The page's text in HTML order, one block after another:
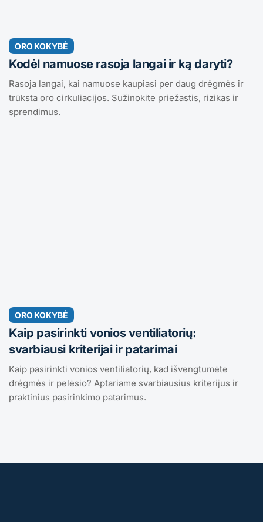
ORO KOKYBĖ
Kodėl namuose rasoja langai ir ką daryti?
Rasoja langai, kai namuose kaupiasi per daug drėgmės ir
trūksta oro cirkuliacijos. Sužinokite priežastis, rizikas ir
sprendimus.
ORO KOKYBĖ
Kaip pasirinkti vonios ventiliatorių:
svarbiausi kriterijai ir patarimai
Kaip pasirinkti vonios ventiliatorių, kad išvengtumėte
drėgmės ir pelėsio? Aptariame svarbiausius kriterijus ir
praktinius pasirinkimo patarimus.